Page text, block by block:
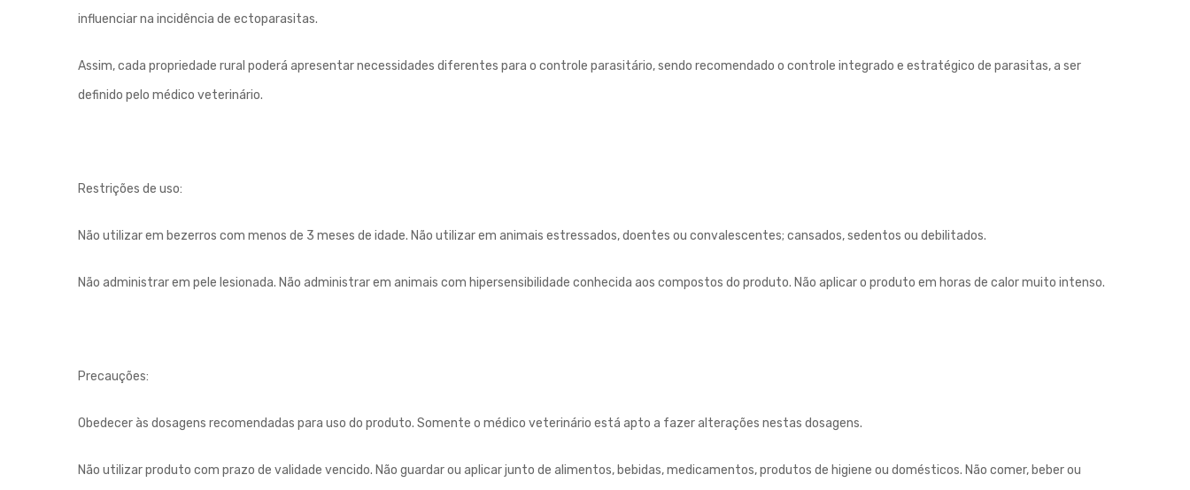
influenciar na incidência de ectoparasitas.
Assim, cada propriedade rural poderá apresentar necessidades diferentes para o controle parasitário, sendo recomendado o controle integrado e estratégico de parasitas, a ser
definido pelo médico veterinário.
Restrições de uso:
Não utilizar em bezerros com menos de 3 meses de idade. Não utilizar em animais estressados, doentes ou convalescentes; cansados, sedentos ou debilitados.
Não administrar em pele lesionada. Não administrar em animais com hipersensibilidade conhecida aos compostos do produto. Não aplicar o produto em horas de calor muito intenso.
Precauções:
Obedecer às dosagens recomendadas para uso do produto. Somente o médico veterinário está apto a fazer alterações nestas dosagens.
Não utilizar produto com prazo de validade vencido. Não guardar ou aplicar junto de alimentos, bebidas, medicamentos, produtos de higiene ou domésticos. Não comer, beber ou